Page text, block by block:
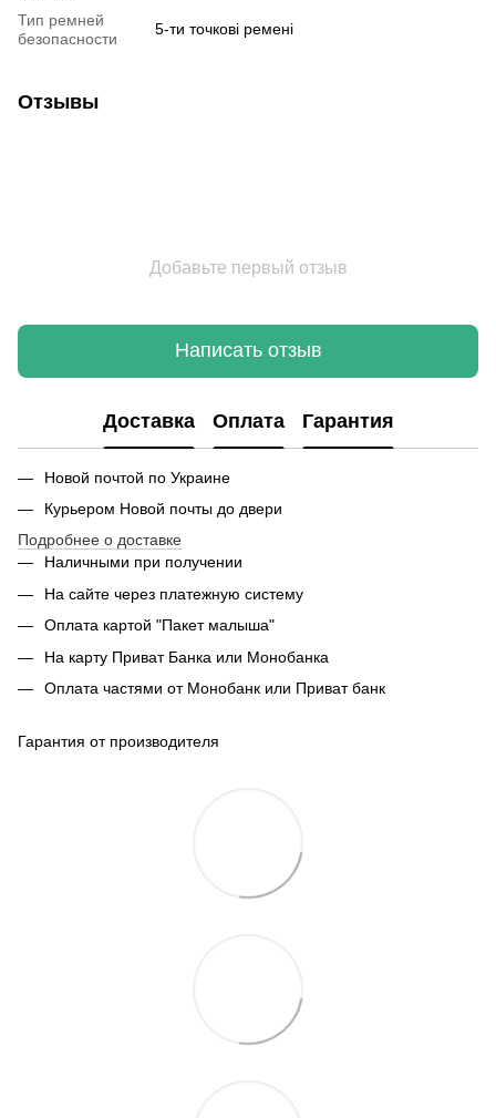
Тип ремней
безопасности
5-ти точкові ремені
Отзывы
Добавьте первый отзыв
Написать отзыв
Доставка Оплата Гарантия
Новой почтой по Украине
Курьером Новой почты до двери
Подробнее о доставке
Наличными при получении
На сайте через платежную систему
Оплата картой "Пакет малыша"
На карту Приват Банка или Монобанка
Оплата частями от Монобанк или Приват банк
Гарантия от производителя